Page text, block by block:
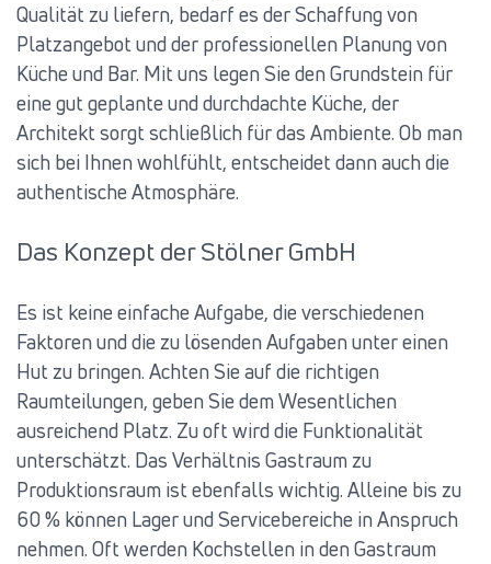
Qualität zu liefern, bedarf es der Schaffung von
Platzangebot und der professionellen Planung von
Küche und Bar. Mit uns legen Sie den Grundstein für
eine gut geplante und durchdachte Küche, der
Architekt sorgt schließlich für das Ambiente. Ob man
sich bei Ihnen wohlfühlt, entscheidet dann auch die
authentische Atmosphäre.
Das Konzept der Stölner GmbH
Es ist keine einfache Aufgabe, die verschiedenen
Faktoren und die zu lösenden Aufgaben unter einen
Hut zu bringen. Achten Sie auf die richtigen
Raumteilungen, geben Sie dem Wesentlichen
ausreichend Platz. Zu oft wird die Funktionalität
unterschätzt. Das Verhältnis Gastraum zu
Produktionsraum ist ebenfalls wichtig. Alleine bis zu
60 % können Lager und Servicebereiche in Anspruch
nehmen. Oft werden Kochstellen in den Gastraum